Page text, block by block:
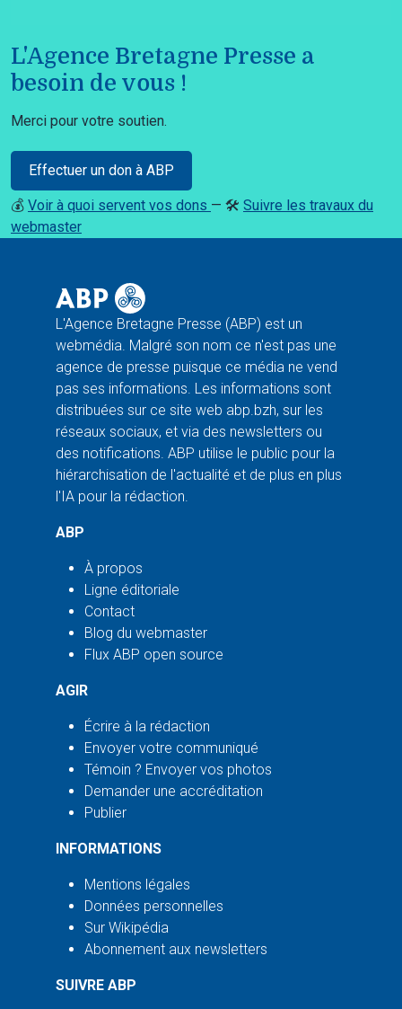
L'Agence Bretagne Presse a
besoin de vous !
Merci pour votre soutien.
Effectuer un don à ABP
💰 Voir à quoi servent vos dons — 🛠️ Suivre les travaux du
webmaster
L'Agence Bretagne Presse (ABP) est un
webmédia. Malgré son nom ce n'est pas une
agence de presse puisque ce média ne vend
pas ses informations. Les informations sont
distribuées sur ce site web abp.bzh, sur les
réseaux sociaux, et via des newsletters ou
des notifications. ABP utilise le public pour la
hiérarchisation de l'actualité et de plus en plus
l'IA pour la rédaction.
ABP
À propos
Ligne éditoriale
Contact
Blog du webmaster
Flux ABP open source
AGIR
Écrire à la rédaction
Envoyer votre communiqué
Témoin ? Envoyer vos photos
Demander une accréditation
Publier
INFORMATIONS
Mentions légales
Données personnelles
Sur Wikipédia
Abonnement aux newsletters
SUIVRE ABP